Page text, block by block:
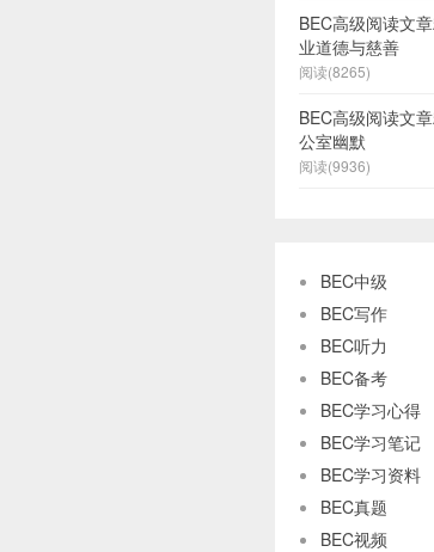
BEC高级阅读文
业道德与慈善
阅读(8265)
BEC高级阅读文
公室幽默
阅读(9936)
BEC中级
BEC写作
BEC听力
BEC备考
BEC学习心得
BEC学习笔记
BEC学习资料
BEC真题
BEC视频